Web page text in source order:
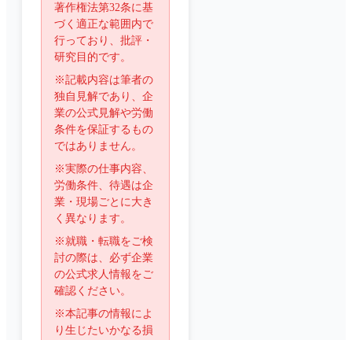
著作権法第32条に基
づく適正な範囲内で
行っており、批評・
研究目的です。
※記載内容は筆者の
独自見解であり、企
業の公式見解や労働
条件を保証するもの
ではありません。
※実際の仕事内容、
労働条件、待遇は企
業・現場ごとに大き
く異なります。
※就職・転職をご検
討の際は、必ず企業
の公式求人情報をご
確認ください。
※本記事の情報によ
り生じたいかなる損